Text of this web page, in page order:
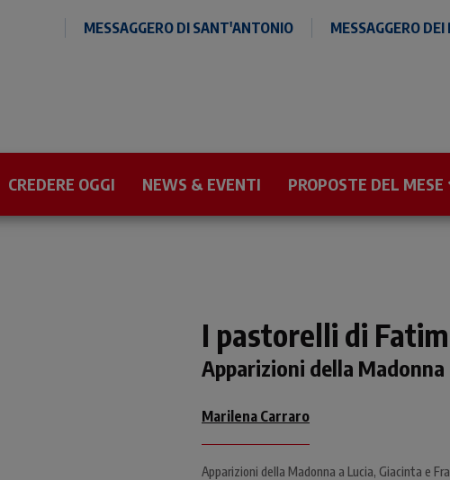
MESSAGGERO DI SANT'ANTONIO MESSAGGERO
CREDERE OGGI NEWS & EVENTI PROPOSTE DEL MESE
I pastorelli di
Apparizioni della Madonna
Marilena Carraro
Apparizioni della Madonna a Lucia, Giacinta e